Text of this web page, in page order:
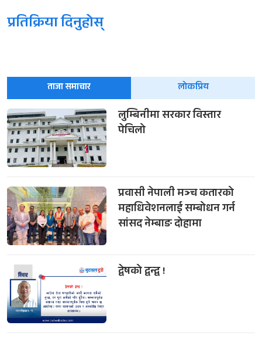
प्रतिक्रिया दिनुहोस्
ताजा समाचार लोकप्रिय
लुम्बिनीमा सरकार विस्तार
पेचिलो
प्रवासी नेपाली मञ्च कतारको
महाधिवेशनलाई सम्बोधन गर्न
सांसद नेम्बाङ दोहामा
द्वेषको द्वन्द्व !